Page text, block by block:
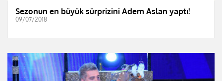
Sezonun en büyük sürprizini Adem Aslan yaptı!
09/07/2018